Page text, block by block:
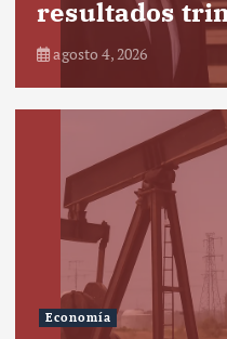
resultados
agosto 4, 2026
Economía